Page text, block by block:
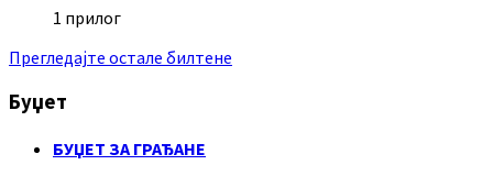
1 прилог
Прегледајте остале билтене
Буџет
БУЏЕТ ЗА ГРАЂАНЕ